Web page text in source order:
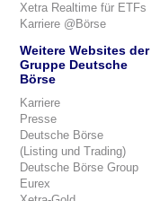
Xetra Realtime für ETFs
Karriere @Börse
Weitere Websites der
Gruppe Deutsche
Börse
Karriere
Presse
Deutsche Börse
(Listing und Trading)
Deutsche Börse Group
Eurex